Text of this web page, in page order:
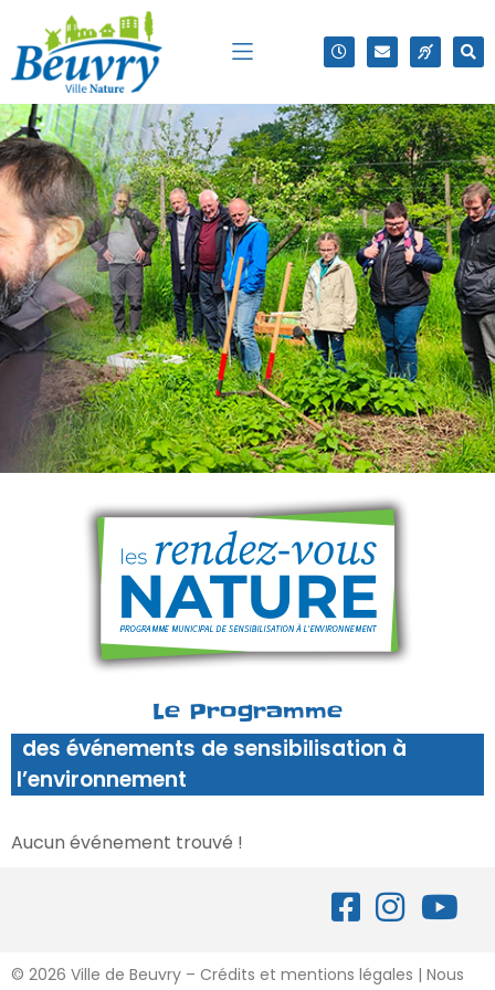
Le Programme
des événements de sensibilisation à
l’environnement
Aucun événement trouvé !
© 2026 Ville de Beuvry – Crédits et mentions légales | Nous